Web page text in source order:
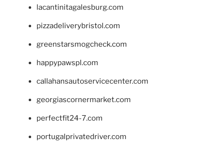
lacantinitagalesburg.com
pizzadeliverybristol.com
greenstarsmogcheck.com
happypawspl.com
callahansautoservicecenter.com
georgiascornermarket.com
perfectfit24-7.com
portugalprivatedriver.com